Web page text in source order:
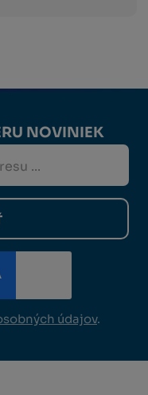
NOVINIEK
údajov.